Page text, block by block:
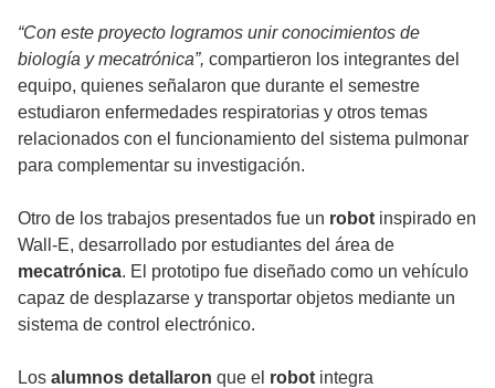
“Con este proyecto logramos unir conocimientos de
biología y mecatrónica”, compartieron los integrantes del
equipo, quienes señalaron que durante el semestre
estudiaron enfermedades respiratorias y otros temas
relacionados con el funcionamiento del sistema pulmonar
para complementar su investigación.
Otro de los trabajos presentados fue un robot inspirado en
Wall-E, desarrollado por estudiantes del área de
mecatrónica. El prototipo fue diseñado como un vehículo
capaz de desplazarse y transportar objetos mediante un
sistema de control electrónico.
Los alumnos detallaron que el robot integra